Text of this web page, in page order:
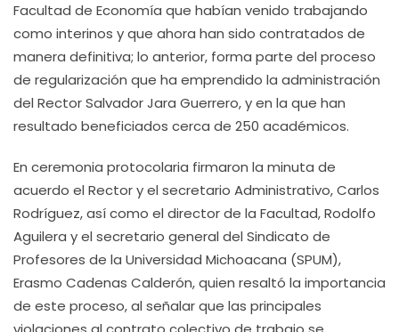
Facultad de Economía que habían venido trabajando
como interinos y que ahora han sido contratados de
manera definitiva; lo anterior, forma parte del proceso
de regularización que ha emprendido la administración
del Rector Salvador Jara Guerrero, y en la que han
resultado beneficiados cerca de 250 académicos.
En ceremonia protocolaria firmaron la minuta de
acuerdo el Rector y el secretario Administrativo, Carlos
Rodríguez, así como el director de la Facultad, Rodolfo
Aguilera y el secretario general del Sindicato de
Profesores de la Universidad Michoacana (SPUM),
Erasmo Cadenas Calderón, quien resaltó la importancia
de este proceso, al señalar que las principales